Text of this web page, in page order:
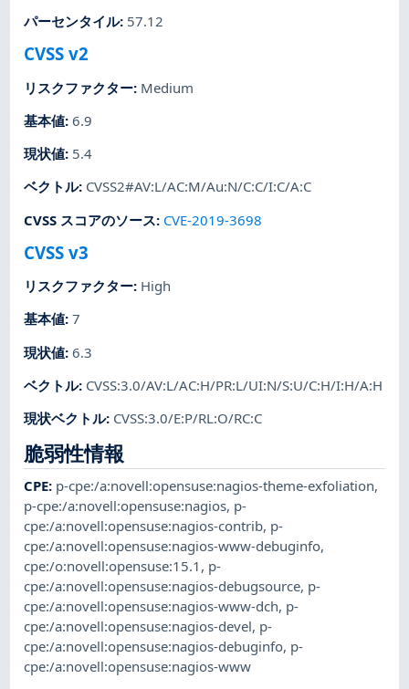
パーセンタイル: 57.12
CVSS v2
リスクファクター: Medium
基本値:6.9
現状値: 5.4
ベクトル: CVSS2#AV:L/AC:M/Au:N/C:C/I:C/A:C
CVSS スコアのソース: CVE-2019-3698
CVSS v3
リスクファクター: High
基本値:7
現状値:6.3
ベクトル: CVSS:3.0/AV:L/AC:H/PR:L/UI:N/S:U/C:H/I:H/A:H
現状ベクトル: CVSS:3.0/E:P/RL:O/RC:C
脆弱性情報
CPE: p-cpe:/a:novell:opensuse:nagios-theme-exfoliation,
p-cpe:/a:novell:opensuse:nagios, p-
cpe:/a:novell:opensuse:nagios-contrib, p-
cpe:/a:novell:opensuse:nagios-www-debuginfo,
cpe:/o:novell:opensuse:15.1 , p-
cpe:/a:novell:opensuse:nagios-debugsource, p-
cpe:/a:novell:opensuse:nagios-www-dch, p-
cpe:/a:novell:opensuse:nagios-devel, p-
cpe:/a:novell:opensuse:nagios-debuginfo, p-
cpe:/a:novell:opensuse:nagios-www